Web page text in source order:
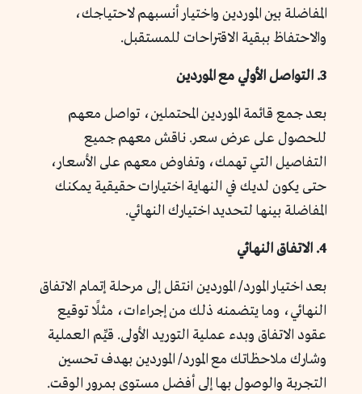
المفاضلة بين الموردين واختيار أنسبهم لاحتياجك،
والاحتفاظ ببقية الاقتراحات للمستقبل.
3. التواصل الأولي مع الموردين
بعد جمع قائمة الموردين المحتملين، تواصل معهم
للحصول على عرض سعر. ناقش معهم جميع
التفاصيل التي تهمك، وتفاوض معهم على الأسعار،
حتى يكون لديك في النهاية اختيارات حقيقية يمكنك
المفاضلة بينها لتحديد اختيارك النهائي.
4. الاتفاق النهائي
بعد اختيار المورد/ الموردين انتقل إلى مرحلة إتمام الاتفاق
النهائي، وما يتضمنه ذلك من إجراءات، مثلًا توقيع
عقود الاتفاق وبدء عملية التوريد الأولى. قيِّم العملية
وشارك ملاحظاتك مع المورد/ الموردين بهدف تحسين
التجربة والوصول بها إلى أفضل مستوى بمرور الوقت.